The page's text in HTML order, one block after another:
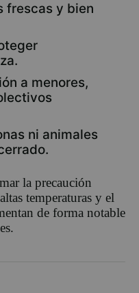
frescas y bien
a menores,
ni animales
la precaución
temperaturas y el
de forma notable